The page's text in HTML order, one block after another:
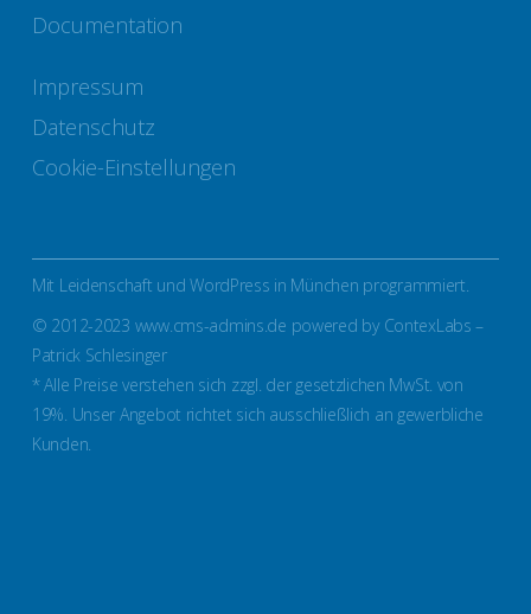
Documentation
Impressum
Datenschutz
Cookie-Einstellungen
Mit Leidenschaft und WordPress in München programmiert.
© 2012-2023 www.cms-admins.de powered by ContexLabs –
Patrick Schlesinger
* Alle Preise verstehen sich zzgl. der gesetzlichen MwSt. von
19%. Unser Angebot richtet sich ausschließlich an gewerbliche
Kunden.